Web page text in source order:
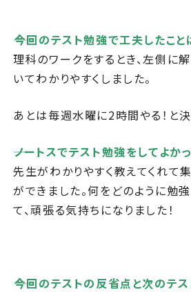
――今回のテスト勉強で工夫したこと
理科のワークをするとき、左側に
いてわかりやすくしました。
あとは毎週水曜に2時間やる！と
――ノートスでテスト勉強をしてよか
先生がわかりやすく教えてくれて
ができました。何をどのように勉
て、頑張る気持ちになりました！
――今回のテストの反省点と次のテ